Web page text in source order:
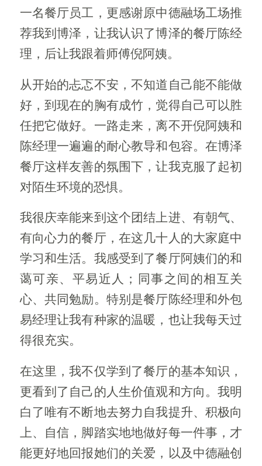
一名餐厅员工，更感谢原中德融场工场推
荐我到博泽，让我认识了博泽的餐厅陈经
理，后让我跟着师傅倪阿姨。
从开始的忐忑不安，不知道自己能不能做
好，到现在的胸有成竹，觉得自己可以胜
任把它做好。一路走来，离不开倪阿姨和
陈经理一遍遍的耐心教导和包容。在博泽
餐厅这样友善的氛围下，让我克服了起初
对陌生环境的恐惧。
我很庆幸能来到这个团结上进、有朝气、
有向心力的餐厅，在这几十人的大家庭中
学习和生活。我感受到了餐厅阿姨们的和
蔼可亲、平易近人；同事之间的相互关
心、共同勉励。特别是餐厅陈经理和外包
易经理让我有种家的温暖，也让我每天过
得很充实。
在这里，我不仅学到了餐厅的基本知识，
更看到了自己的人生价值观和方向。我明
白了唯有不断地去努力自我提升、积极向
上、自信，脚踏实地地做好每一件事，才
能更好地回报她们的关爱，以及中德融创